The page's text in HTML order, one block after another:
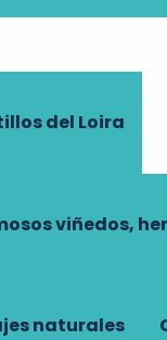
del Loira
viñedos,
naturales